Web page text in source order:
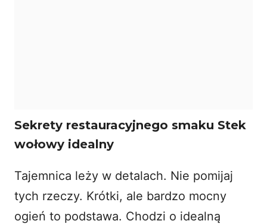
Sekrety restauracyjnego smaku Stek
wołowy idealny
Tajemnica leży w detalach. Nie pomijaj
tych rzeczy. Krótki, ale bardzo mocny
ogień to podstawa. Chodzi o idealną